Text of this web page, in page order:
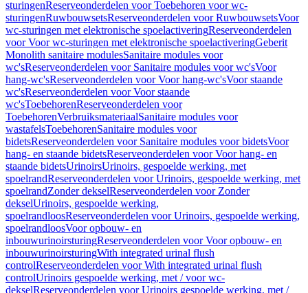
sturingenReserveonderdelen voor Toebehoren voor wc-
sturingenRuwbouwsetsReserveonderdelen voor RuwbouwsetsVoor
wc-sturingen met elektronische spoelactiveringReserveonderdelen
voor Voor wc-sturingen met elektronische spoelactiveringGeberit
Monolith sanitaire modulesSanitaire modules voor
wc'sReserveonderdelen voor Sanitaire modules voor wc'sVoor
hang-wc'sReserveonderdelen voor Voor hang-wc'sVoor staande
wc'sReserveonderdelen voor Voor staande
wc'sToebehorenReserveonderdelen voor
ToebehorenVerbruiksmateriaalSanitaire modules voor
wastafelsToebehorenSanitaire modules voor
bidetsReserveonderdelen voor Sanitaire modules voor bidetsVoor
hang- en staande bidetsReserveonderdelen voor Voor hang- en
staande bidetsUrinoirsUrinoirs, gespoelde werking, met
spoelrandReserveonderdelen voor Urinoirs, gespoelde werking, met
spoelrandZonder dekselReserveonderdelen voor Zonder
dekselUrinoirs, gespoelde werking,
spoelrandloosReserveonderdelen voor Urinoirs, gespoelde werking,
spoelrandloosVoor opbouw- en
inbouwurinoirsturingReserveonderdelen voor Voor opbouw- en
inbouwurinoirsturingWith integrated urinal flush
controlReserveonderdelen voor With integrated urinal flush
controlUrinoirs gespoelde werking, met / voor wc-
dekselReserveonderdelen voor Urinoirs gespoelde werking, met /